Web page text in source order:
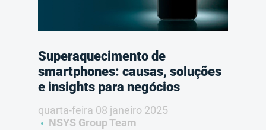
Superaquecimento de
smartphones: causas, soluções
e insights para negócios
quarta-feira 08 janeiro 2025
NSYS Group Team